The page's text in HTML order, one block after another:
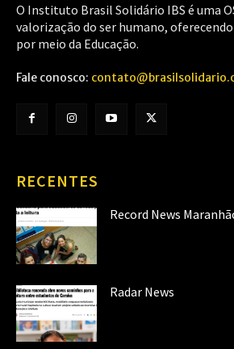
O Instituto Brasil Solidário IBS é uma
valorização do ser humano,
por meio da Educação.
Fale conosco:
RECENTES
Record News
Radar News